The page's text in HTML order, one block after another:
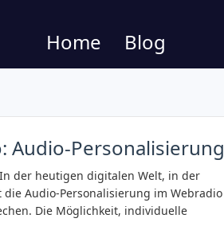
Home Blog
Audio-Personalisierung
der heutigen digitalen Welt, in der
Audio-Personalisierung im Webradio
Die Möglichkeit, individuelle